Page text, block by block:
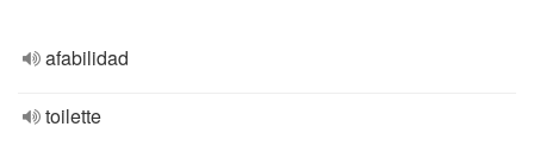
afabilidad
toilette